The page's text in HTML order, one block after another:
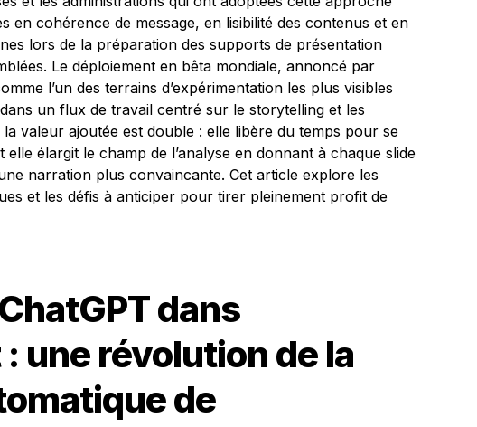
en cohérence de message, en lisibilité des contenus et en
lors de la préparation des supports de présentation
Le déploiement en bêta mondiale, annoncé par
l’un des terrains d’expérimentation les plus visibles
un flux de travail centré sur le storytelling et les
valeur ajoutée est double : elle libère du temps pour se
élargit le champ de l’analyse en donnant à chaque slide
narration plus convaincante. Cet article explore les
et les défis à anticiper pour tirer pleinement profit de
ChatGPTdans
: une révolution de la
de